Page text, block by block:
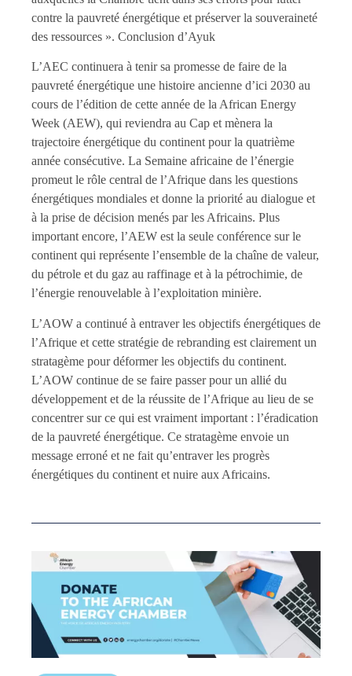
contre la pauvreté énergétique et préserver la souveraineté
des ressources ». Conclusion d’Ayuk
L’AEC continuera à tenir sa promesse de faire de la
pauvreté énergétique une histoire ancienne d’ici 2030 au
cours de l’édition de cette année de la African Energy
Week (AEW), qui reviendra au Cap et mènera la
trajectoire énergétique du continent pour la quatrième
année consécutive. La Semaine africaine de l’énergie
promeut le rôle central de l’Afrique dans les questions
énergétiques mondiales et donne la priorité au dialogue et
à la prise de décision menés par les Africains. Plus
important encore, l’AEW est la seule conférence sur le
continent qui représente l’ensemble de la chaîne de valeur,
du pétrole et du gaz au raffinage et à la pétrochimie, de
l’énergie renouvelable à l’exploitation minière.
L’AOW a continué à entraver les objectifs énergétiques de
l’Afrique et cette stratégie de rebranding est clairement un
stratagème pour déformer les objectifs du continent.
L’AOW continue de se faire passer pour un allié du
développement et de la réussite de l’Afrique au lieu de se
concentrer sur ce qui est vraiment important : l’éradication
de la pauvreté énergétique. Ce stratagème envoie un
message erroné et ne fait qu’entraver les progrès
énergétiques du continent et nuire aux Africains.